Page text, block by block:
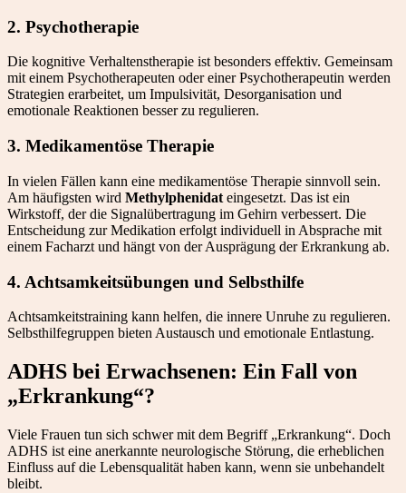
2. Psychotherapie
Die kognitive Verhaltenstherapie ist besonders effektiv. Gemeinsam
mit einem Psychotherapeuten oder einer Psychotherapeutin werden
Strategien erarbeitet, um Impulsivität, Desorganisation und
emotionale Reaktionen besser zu regulieren.
3. Medikamentöse Therapie
In vielen Fällen kann eine medikamentöse Therapie sinnvoll sein.
Am häufigsten wird Methylphenidat eingesetzt. Das ist ein
Wirkstoff, der die Signalübertragung im Gehirn verbessert. Die
Entscheidung zur Medikation erfolgt individuell in Absprache mit
einem Facharzt und hängt von der Ausprägung der Erkrankung ab.
4. Achtsamkeitsübungen und Selbsthilfe
Achtsamkeitstraining kann helfen, die innere Unruhe zu regulieren.
Selbsthilfegruppen bieten Austausch und emotionale Entlastung.
ADHS bei Erwachsenen: Ein Fall von
„Erkrankung“?
Viele Frauen tun sich schwer mit dem Begriff „Erkrankung“. Doch
ADHS ist eine anerkannte neurologische Störung, die erheblichen
Einfluss auf die Lebensqualität haben kann, wenn sie unbehandelt
bleibt.